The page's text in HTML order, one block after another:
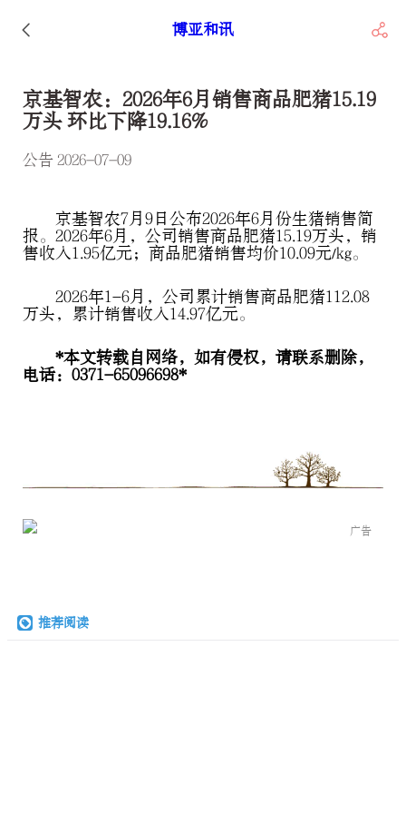
博亚和讯
京基智农：2026年6月销售商品肥猪15.19
万头 环比下降19.16%
公告 2026-07-09
京基智农7月9日公布2026年6月份生猪销售简
报。2026年6月，公司销售商品肥猪15.19万头，销
售收入1.95亿元；商品肥猪销售均价10.09元/kg。
2026年1-6月，公司累计销售商品肥猪112.08
万头，累计销售收入14.97亿元。
*本文转载自网络，如有侵权，请联系删除，
电话：0371-65096698*
广告
推荐阅读